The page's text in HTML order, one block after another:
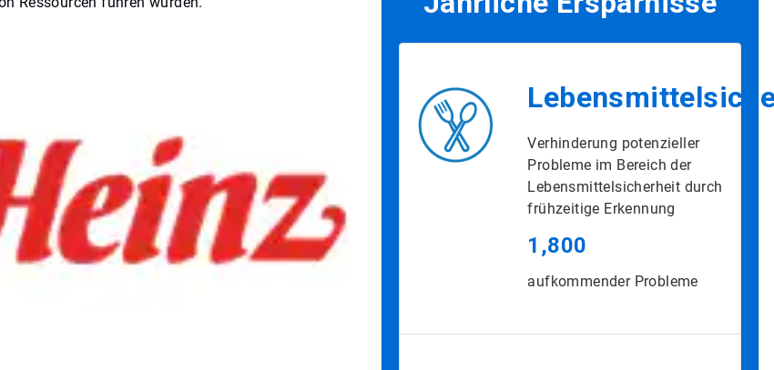
Verhinderung potenzieller
Probleme im Bereich der
Lebensmittelsicherheit durch
frühzeitige Erkennung
1,800
aufkommender Probleme